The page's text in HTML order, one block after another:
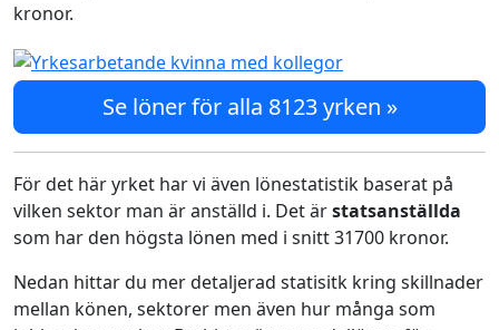
kronor.
Se löner för alla 8123 yrken »
För det här yrket har vi även lönestatistik baserat på
vilken sektor man är anställd i. Det ärstatsanställda
som har den högsta lönen med i snitt 31700 kronor.
Nedan hittar du mer detaljerad statisitk kring skillnader
mellan könen, sektorer men även hur många som